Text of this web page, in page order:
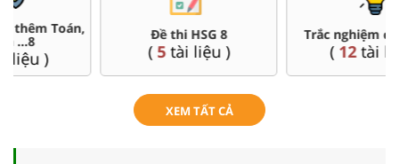
Đề thi HSG 8 Trắc nghiệm đúng sai 8
tài liệu )
XEM TẤT CẢ